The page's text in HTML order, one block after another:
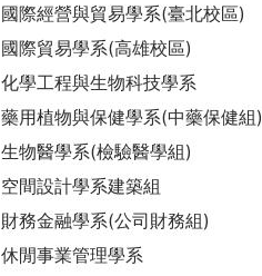
國際經營與貿易學系(臺北校區)
國際貿易學系(高雄校區)
化學工程與生物科技學系
藥用植物與保健學系(中藥保健組)
生物醫學系(檢驗醫學組)
空間設計學系建築組
財務金融學系(公司財務組)
休閒事業管理學系